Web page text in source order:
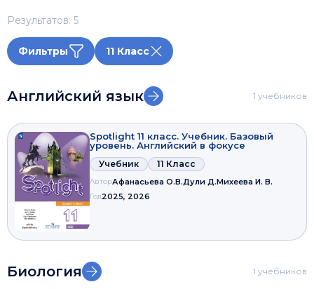
Результатов: 5
Фильтры 11 Класс
Английский язык 1 учебников
Spotlight 11 класс. Учебник. Базовый
уровень. Английский в фокусе
Учебник 11 Класс
АвторАфанасьева О.В.Дули Д.Михеева И. В.
Год2025, 2026
Биология 1 учебников